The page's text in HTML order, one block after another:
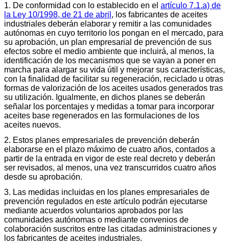
1. De conformidad con lo establecido en el artículo 7.1.a) de
la Ley 10/1998, de 21 de abril , los fabricantes de aceites
industriales deberán elaborar y remitir a las comunidades
autónomas en cuyo territorio los pongan en el mercado, para
su aprobación, un plan empresarial de prevención de sus
efectos sobre el medio ambiente que incluirá, al menos, la
identificación de los mecanismos que se vayan a poner en
marcha para alargar su vida útil y mejorar sus características,
con la finalidad de facilitar su regeneración, reciclado u otras
formas de valorización de los aceites usados generados tras
su utilización. Igualmente, en dichos planes se deberán
señalar los porcentajes y medidas a tomar para incorporar
aceites base regenerados en las formulaciones de los
aceites nuevos.
2. Estos planes empresariales de prevención deberán
elaborarse en el plazo máximo de cuatro años, contados a
partir de la entrada en vigor de este real decreto y deberán
ser revisados, al menos, una vez transcurridos cuatro años
desde su aprobación.
3. Las medidas incluidas en los planes empresariales de
prevención regulados en este artículo podrán ejecutarse
mediante acuerdos voluntarios aprobados por las
comunidades autónomas o mediante convenios de
colaboración suscritos entre las citadas administraciones y
los fabricantes de aceites industriales.